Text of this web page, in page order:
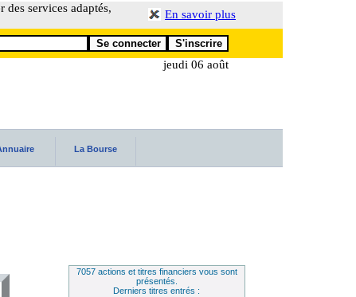
services adaptés,
En savoir plus
jeudi 06 août
La Bourse
7057 actions et titres financiers vous sont
présentés.
Derniers titres entrés :